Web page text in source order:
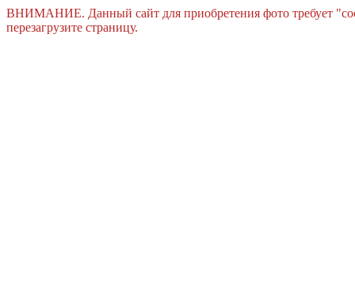
ВНИМАНИЕ. Данный сайт для приобретения фото требует
перезагрузите страницу.